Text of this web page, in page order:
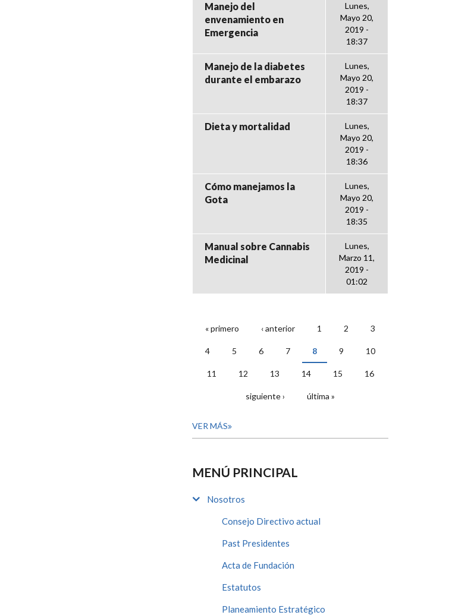
Manejo del
envenamiento en
Emergencia
Lunes,
Mayo 20,
2019 -
18:37
Manejo de la diabetes
durante el embarazo
Lunes,
Mayo 20,
2019 -
18:37
Dieta y mortalidad
Lunes,
Mayo 20,
2019 -
18:36
Cómo manejamos la
Gota
Lunes,
Mayo 20,
2019 -
18:35
Manual sobre Cannabis
Medicinal
Lunes,
Marzo 11,
2019 -
01:02
PÁGINAS
« primero ‹ anterior 1 2 3
4 5 6 7 8 9 10
11 12 13 14 15 16
siguiente › última »
VER MÁS
MENÚ PRINCIPAL
Nosotros
Consejo Directivo actual
Past Presidentes
Acta de Fundación
Estatutos
Planeamiento Estratégico